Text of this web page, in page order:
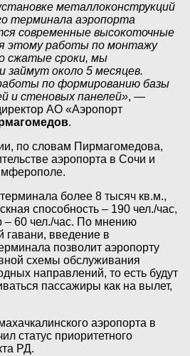
металлоконструкций
терминала аэропорта
современные высокоточные
этому работы по монтажу
сжатые сроки, мы
займут около 5 месяцев.
по формированию базы
и стеновых панелей», —
АО «Аэропорт
.
по словам Пирмагомедова,
аэропорта в Сочи и
более 8 тысяч кв.м.,
способность – 190 чел./час,
60 чел./час. По мнению
гавани, введение в
позволит аэропорту
схемы обслуживания
направлений, то есть будут
пассажиры как на вылет,
аэропорта в
статус приоритетного
РД.